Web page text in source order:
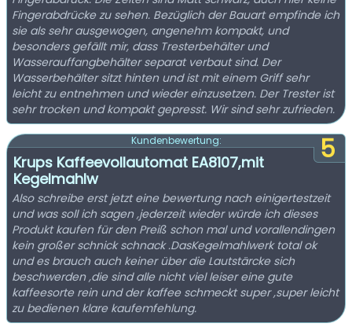
Fingerabdrücke zu sehen. Bezüglich der Bauart empfinde ich
sie als sehr ausgewogen, angenehm kompakt, und
besonders gefällt mir, dass Tresterbehälter und
Wasserauffangbehälter separat verbaut sind. Der
Wasserbehälter sitzt hinten und ist mit einem Griff sehr
leicht zu entnehmen und wieder einzusetzen. Der Trester ist
sehr trocken und kompakt gepresst. Wir sind sehr zufrieden.
5
Kundenbewertung:
Krups Kaffeevollautomat EA8107,mit
Kegelmahlw
Also schreibe erst jetzt eine bewertung nach einigertestzeit
und was soll ich sagen ,jederzeit wieder würde ich dieses
Produkt kaufen für den Preiß schon mal und vorallendingen
kein großer schnick schnack .DasKegelmahlwerk total ok
und es brauch auch keiner über die Lautstärcke sich
beschwerden ,die sind alle nicht viel leiser eine gute
kaffeesorte rein und der kaffee schmeckt super ,super leicht
zu bedienen klare kaufemfehlung.